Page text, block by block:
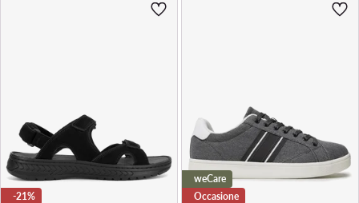
-21%
weCare
Occasione